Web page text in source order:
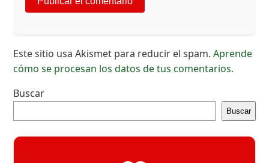
Este sitio usa Akismet para reducir el spam.Aprende
cómo se procesan los datos de tus comentarios.
Buscar
Buscar